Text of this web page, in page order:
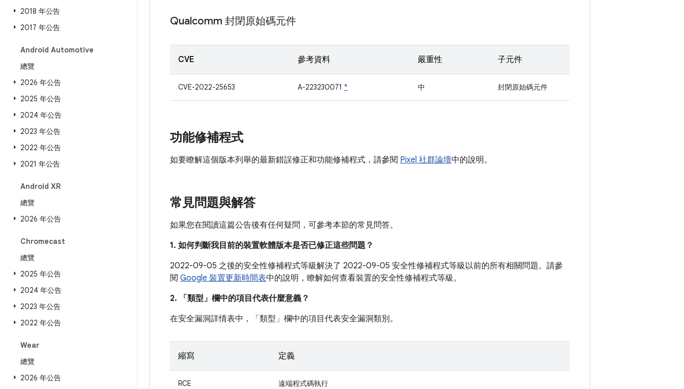
2018 年公告
2017 年公告
Android Automotive
總覽
2026 年公告
2025 年公告
2024 年公告
2023 年公告
2022 年公告
2021 年公告
Android XR
總覽
2026 年公告
Chromecast
總覽
2025 年公告
2024 年公告
2023 年公告
2022 年公告
Wear
總覽
2026 年公告
Qualcomm 封閉原始碼元件
CVE 參考資料 嚴重性 子元件
CVE-2022-25653 A-223230071 * 中 封閉原始碼元件
功能修補程式
如要瞭解這個版本列舉的最新錯誤修正和功能修補程式，請參閱 Pixel 社群論壇中的說明。
常見問題與解答
如果您在閱讀這篇公告後有任何疑問，可參考本節的常見問答。
1. 如何判斷我目前的裝置軟體版本是否已修正這些問題？
2022-09-05 之後的安全性修補程式等級解決了 2022-09-05 安全性修補程式等級以前的所有相關問題。請參
閱 Google 裝置更新時間表中的說明，瞭解如何查看裝置的安全性修補程式等級。
2. 「類型」 欄中的項目代表什麼意義？
在安全漏洞詳情表中，「類型」 欄中的項目代表安全漏洞類別。
縮寫 定義
RCE 遠端程式碼執行